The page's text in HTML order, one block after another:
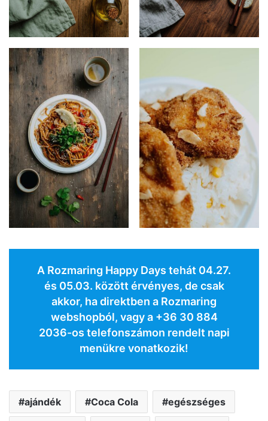
A Rozmaring Happy Days tehát 04.27.
és 05.03. között érvényes, de csak
akkor, ha direktben a Rozmaring
webshopból, vagy a +36 30 884
2036-os telefonszámon rendelt napi
menükre vonatkozik!
ajándék Coca Cola egészséges